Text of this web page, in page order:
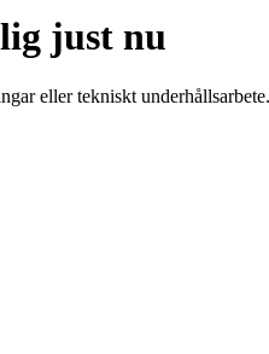
just nu
eller tekniskt